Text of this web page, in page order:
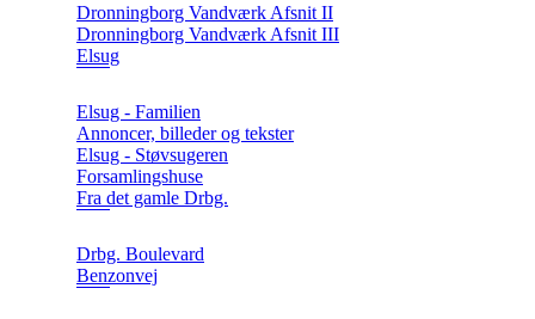
Dronningborg Vandværk Afsnit II
Dronningborg Vandværk Afsnit III
Elsug
Elsug - Familien
Annoncer, billeder og tekster
Elsug - Støvsugeren
Forsamlingshuse
Fra det gamle Drbg.
Drbg. Boulevard
Benzonvej